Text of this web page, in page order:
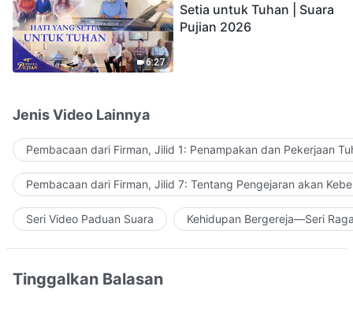
6:27
Setia untuk Tuhan | Suara
Pujian 2026
Jenis Video Lainnya
Pembacaan dari Firman, Jilid 1: Penampakan dan Pekerjaan
Pembacaan dari Firman, Jilid 7: Tentang Pengejaran akan
Seri Video Paduan Suara Kehidupan Bergereja—Seri
Tinggalkan Balasan